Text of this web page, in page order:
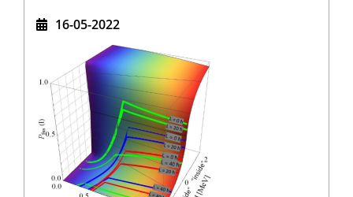
16-05-2022